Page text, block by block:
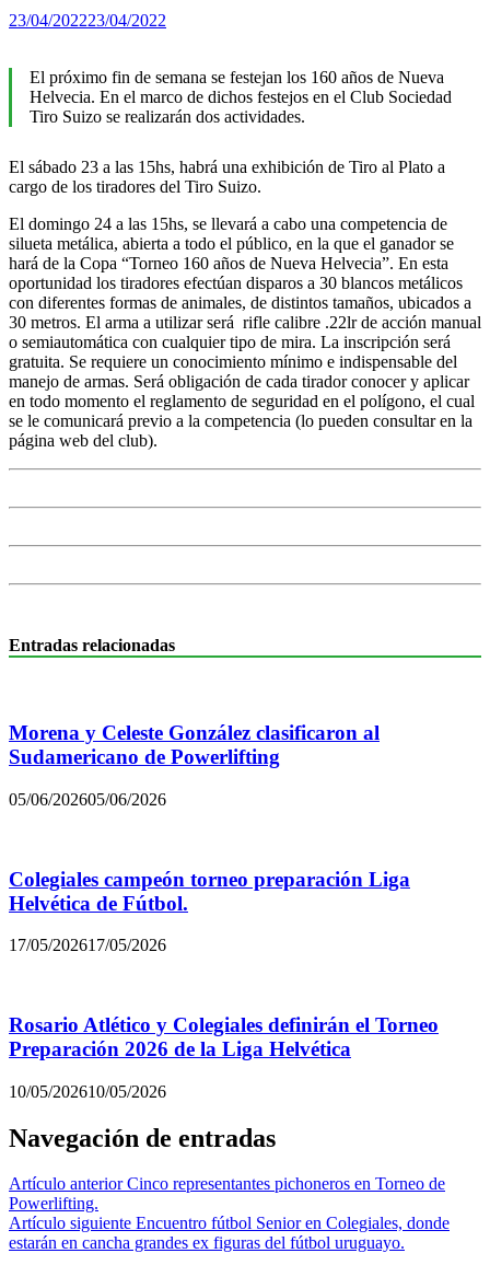
23/04/202223/04/2022
El próximo fin de semana se festejan los 160 años de Nueva
Helvecia. En el marco de dichos festejos en el Club Sociedad
Tiro Suizo se realizarán dos actividades.
El sábado 23 a las 15hs, habrá una exhibición de Tiro al Plato a
cargo de los tiradores del Tiro Suizo.
El domingo 24 a las 15hs, se llevará a cabo una competencia de
silueta metálica, abierta a todo el público, en la que el ganador se
hará de la Copa “Torneo 160 años de Nueva Helvecia”. En esta
oportunidad los tiradores efectúan disparos a 30 blancos metálicos
con diferentes formas de animales, de distintos tamaños, ubicados a
30 metros. El arma a utilizar será rifle calibre .22lr de acción manual
o semiautomática con cualquier tipo de mira. La inscripción será
gratuita. Se requiere un conocimiento mínimo e indispensable del
manejo de armas. Será obligación de cada tirador conocer y aplicar
en todo momento el reglamento de seguridad en el polígono, el cual
se le comunicará previo a la competencia (lo pueden consultar en la
página web del club).
Entradas relacionadas
Morena y Celeste González clasificaron al
Sudamericano de Powerlifting
05/06/202605/06/2026
Colegiales campeón torneo preparación Liga
Helvética de Fútbol.
17/05/202617/05/2026
Rosario Atlético y Colegiales definirán el Torneo
Preparación 2026 de la Liga Helvética
10/05/202610/05/2026
Navegación de entradas
Artículo anterior Cinco representantes pichoneros en Torneo de
Powerlifting.
Artículo siguiente Encuentro fútbol Senior en Colegiales, donde
estarán en cancha grandes ex figuras del fútbol uruguayo.